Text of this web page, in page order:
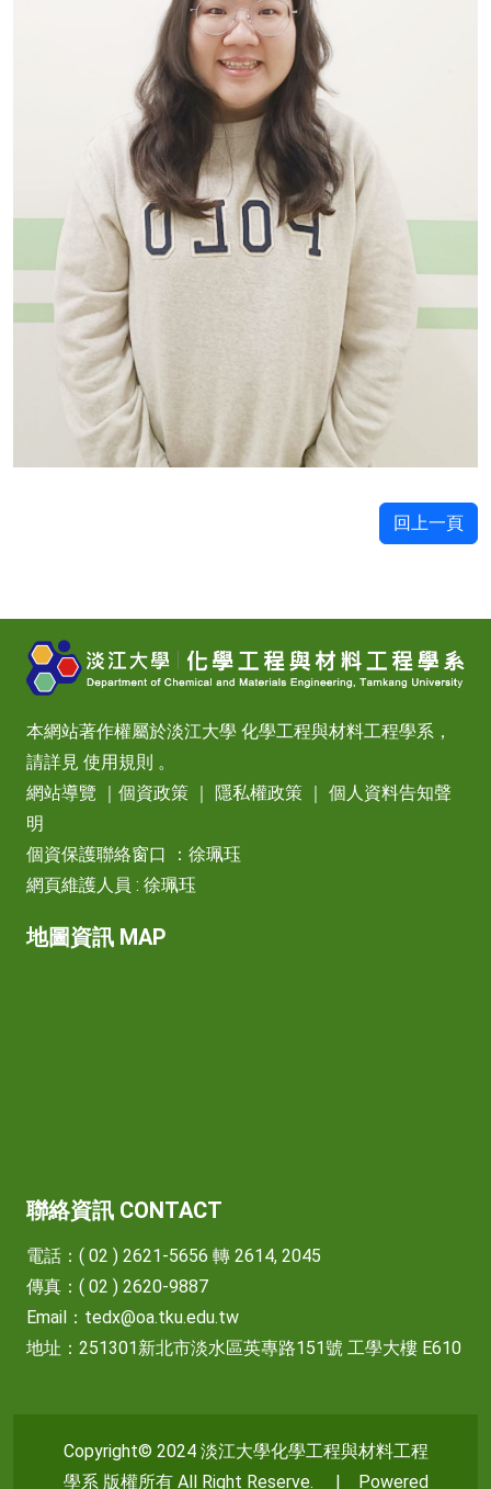
回上一頁
本網站著作權屬於淡江大學 化學工程與材料工程學系，
請詳見 使用規則 。
網站導覽 ｜ 個資政策 ｜ 隱私權政策 ｜ 個人資料告知聲
明
個資保護聯絡窗口 ：徐珮珏
網頁維護人員 : 徐珮珏
地圖資訊 MAP
聯絡資訊 CONTACT
電話：( 02 ) 2621-5656 轉 2614, 2045
傳真：( 02 ) 2620-9887
Email： tedx@oa.tku.edu.tw
地址：251301新北市淡水區英專路151號 工學大樓 E610
Copyright© 2024 淡江大學化學工程與材料工程
學系 版權所有 All Right Reserve. | Powered